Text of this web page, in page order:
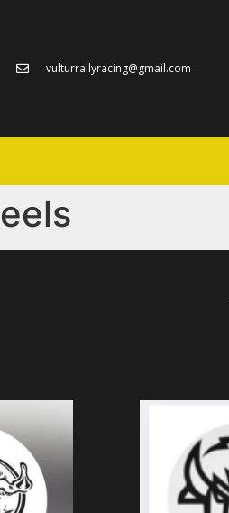
vulturrallyracing@gmail.com